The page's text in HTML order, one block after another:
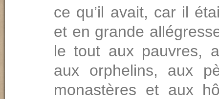
ce qu’il avait, car il
et en grande
le tout aux pauvres,
aux orphelins, aux
monastères et aux